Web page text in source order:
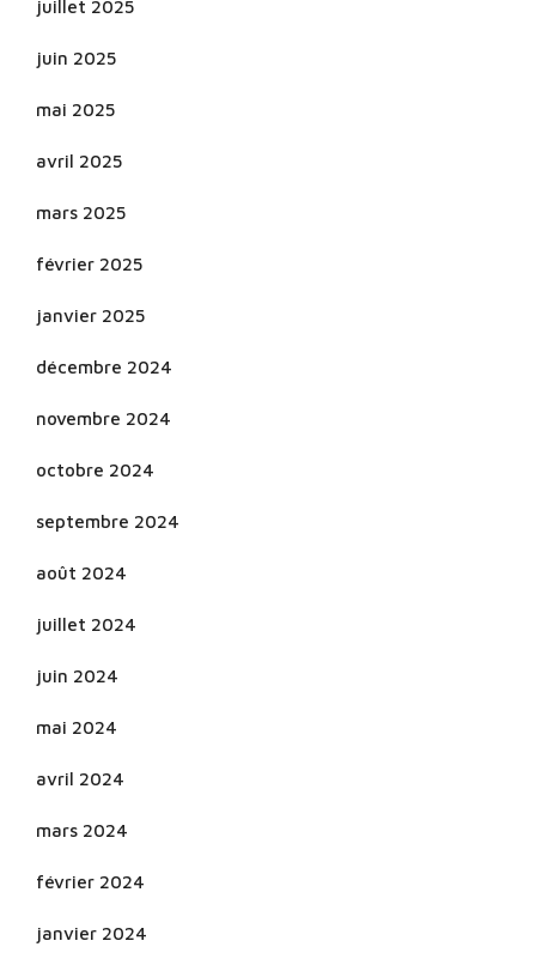
juillet 2025
juin 2025
mai 2025
avril 2025
mars 2025
février 2025
janvier 2025
décembre 2024
novembre 2024
octobre 2024
septembre 2024
août 2024
juillet 2024
juin 2024
mai 2024
avril 2024
mars 2024
février 2024
janvier 2024